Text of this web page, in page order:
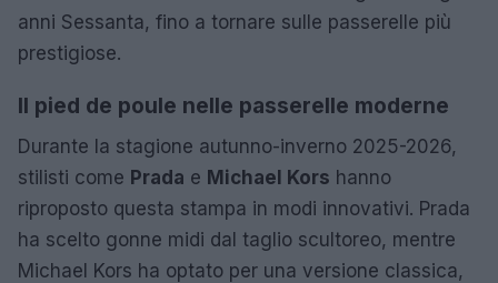
anni Sessanta, fino a tornare sulle passerelle più
prestigiose.
Il pied de poule nelle passerelle moderne
Durante la stagione autunno-inverno 2025-2026,
stilisti come Prada e Michael Kors hanno
riproposto questa stampa in modi innovativi. Prada
ha scelto gonne midi dal taglio scultoreo, mentre
Michael Kors ha optato per una versione classica,